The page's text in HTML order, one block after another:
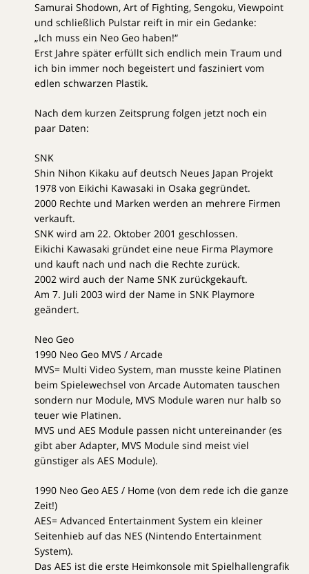
Samurai Shodown, Art of Fighting, Sengoku, Viewpoint
und schließlich Pulstar reift in mir ein Gedanke:
„Ich muss ein Neo Geo haben!“
Erst Jahre später erfüllt sich endlich mein Traum und
ich bin immer noch begeistert und fasziniert vom
edlen schwarzen Plastik.
Nach dem kurzen Zeitsprung folgen jetzt noch ein
paar Daten:
SNK
Shin Nihon Kikaku auf deutsch Neues Japan Projekt
1978 von Eikichi Kawasaki in Osaka gegründet.
2000 Rechte und Marken werden an mehrere Firmen
verkauft.
SNK wird am 22. Oktober 2001 geschlossen.
Eikichi Kawasaki gründet eine neue Firma Playmore
und kauft nach und nach die Rechte zurück.
2002 wird auch der Name SNK zurückgekauft.
Am 7. Juli 2003 wird der Name in SNK Playmore
geändert.
Neo Geo
1990 Neo Geo MVS / Arcade
MVS= Multi Video System, man musste keine Platinen
beim Spielewechsel von Arcade Automaten tauschen
sondern nur Module, MVS Module waren nur halb so
teuer wie Platinen.
MVS und AES Module passen nicht untereinander (es
gibt aber Adapter, MVS Module sind meist viel
günstiger als AES Module).
1990 Neo Geo AES / Home (von dem rede ich die ganze
Zeit!)
AES= Advanced Entertainment System ein kleiner
Seitenhieb auf das NES (Nintendo Entertainment
System).
Das AES ist die erste Heimkonsole mit Spielhallengrafik